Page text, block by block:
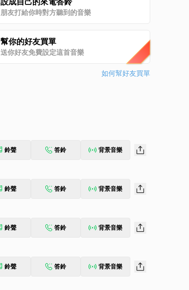
朋友打給你時對方聽到的音樂
幫你的好友買單
送你好友免費設定這首音樂
如何幫好友買單
鈴聲 答鈴 背景音樂
鈴聲 答鈴 背景音樂
鈴聲 答鈴 背景音樂
鈴聲 答鈴 背景音樂